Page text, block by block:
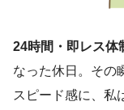
24時間・即レス体
なった休日。その
スピード感に、私